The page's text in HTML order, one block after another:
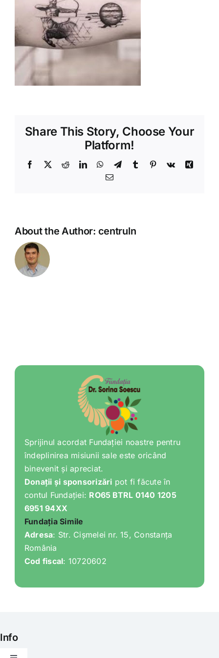
Shop
Tratamente naturale
Share This Story, Choose Your
Platform!
Facebook
X RedditLinkedInWhatsApp
TelegramTumblr Pinterest
Vk
Xing
Email
About the Author: centruln
Sprijinul acordat Fundației noastre pentru
îndeplinirea misiunii sale este oricând
binevenit și apreciat.
Donații și sponsorizări pot fi făcute în
contul Fundației: RO65 BTRL 0140 1205
6951 94XX
Fundația Simile
Adresa: Str. Cișmelei nr. 15, Constanța
România
Cod fiscal: 10720602
Info